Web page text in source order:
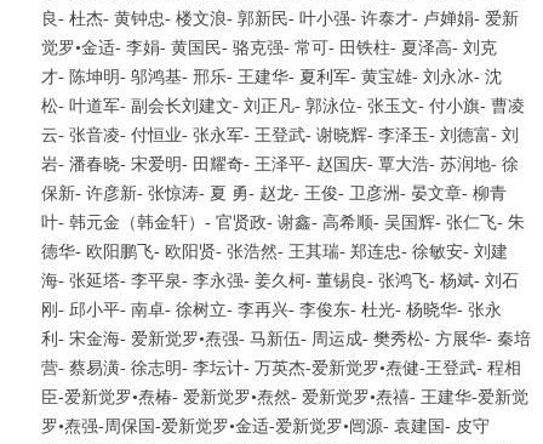
良- 杜杰- 黄钟忠- 楼文浪- 郭新民- 叶小强- 许泰才- 卢婵娟- 爱新
觉罗•金适- 李娟- 黄国民- 骆克强- 常可- 田铁柱- 夏泽高- 刘克
才- 陈坤明- 邬鸿基- 邢乐- 王建华- 夏利军- 黄宝雄- 刘永冰- 沈
松- 叶道军- 副会长刘建文- 刘正凡- 郭泳位- 张玉文- 付小旗- 曹凌
云- 张音凌- 付恒业- 张永军- 王登武- 谢晓辉- 李泽玉- 刘德富- 刘
岩- 潘春晓- 宋爱明- 田耀奇- 王泽平- 赵国庆- 覃大浩- 苏润地- 徐
保新- 许彦新- 张惊涛- 夏 勇- 赵龙- 王俊- 卫彦洲- 晏文章- 柳青
叶- 韩元金（韩金轩）- 官贤政- 谢鑫- 高希顺- 吴国辉- 张仁飞- 朱
德华- 欧阳鹏飞- 欧阳贤- 张浩然- 王其瑞- 郑连忠- 徐敏安- 刘建
海- 张延塔- 李平泉- 李永强- 姜久柯- 董锡良- 张鸿飞- 杨斌- 刘石
刚- 邱小平- 南卓- 徐树立- 李再兴- 李俊东- 杜光- 杨晓华- 张永
利- 宋金海- 爱新觉罗•焘强- 马新伍- 周运成- 樊秀松- 方展华- 秦培
营- 蔡易潢- 徐志明- 李坛计- 万英杰-爱新觉罗•焘健-王登武- 程相
臣-爱新觉罗•焘椿- 爱新觉罗•焘然- 爱新觉罗•焘禧- 王建华-爱新觉
罗•焘强-周保国-爱新觉罗•金适-爱新觉罗•闿源- 袁建国- 皮守